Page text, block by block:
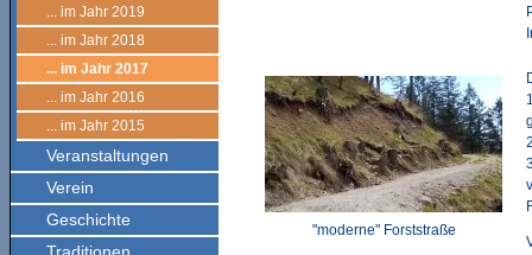
... im Jahr 2019
... im Jahr 2018
... im Jahr 2017
... im Jahr 2016
... im Jahr 2015
Veranstaltungen
Verein
Geschichte
"moderne" Forststraße